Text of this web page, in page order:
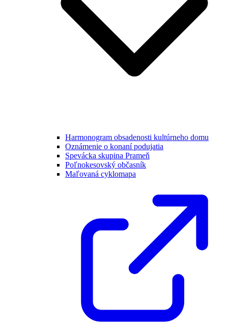
Harmonogram obsadenosti kultúrneho domu
Oznámenie o konaní podujatia
Spevácka skupina Prameň
Poľnokesovský občasník
Maľovaná cyklomapa